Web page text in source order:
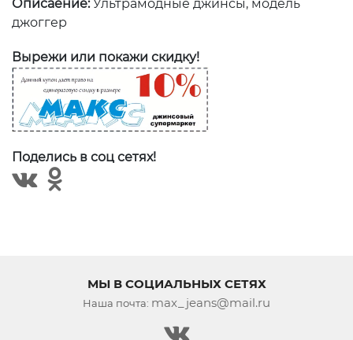
Описаение:Ультрамодные джинсы, модель
джоггер
Вырежи или покажи скидку!
Поделись в соц сетях!
МЫ В СОЦИАЛЬНЫХ СЕТЯХ
Наша почта: max_jeans@mail.ru